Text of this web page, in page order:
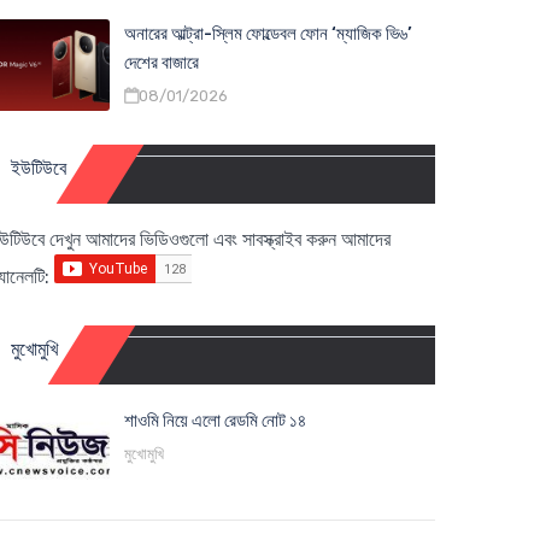
অনারের আল্ট্রা-স্লিম ফোল্ডেবল ফোন ‘ম্যাজিক ভি৬’
দেশের বাজারে
08/01/2026
ইউটিউবে
দেখুন আমাদের ভিডিওগুলো এবং সাবস্ক্রাইব করুন আমাদের
মুখোমুখি
শাওমি নিয়ে এলো রেডমি নোট ১৪
মুখোমুখি